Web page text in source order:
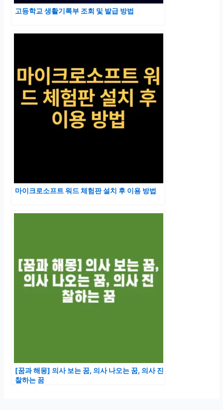
고등학교 생활기록부 조회 및 발급 방법
마이크로소프트 워드 체험판 설치 후 이용 방법
[꿈과 해몽] 의사 보는 꿈, 의사 나오는 꿈, 의사 진
찰하는 꿈